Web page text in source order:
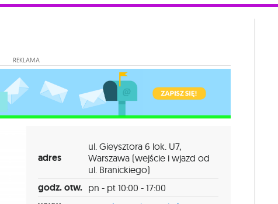
REKLAMA
adres
ul. Gieysztora 6 lok. U7,
Warszawa (wejście i wjazd od
ul. Branickiego)
godz. otw. pn - pt 10:00 - 17:00